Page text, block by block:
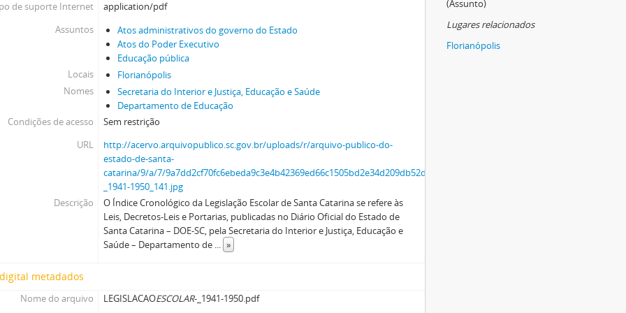
de suporte Internet
application/pdf
Assuntos
Atos administrativos do governo do Estado
Atos do Poder Executivo
Educação pública
Locais
Florianópolis
Nomes
Secretaria do Interior e Justiça, Educação e Saúde
Departamento de Educação
Condições de acesso
Sem restrição
URL
http://acervo.arquivopublico.sc.gov.br/uploads/r/arquivo-publico-do-
estado-de-santa-
catarina/9/a/7/9a7dd2cf70fc6ebeda9c3e4b42369ed66c1505bd2e34d209db52d2d0bbbda882/LEGISLACAO_ESCOLAR_-
_1941-1950_141.jpg
Descrição
O Índice Cronológico da Legislação Escolar de Santa Catarina se refere às
Leis, Decretos-Leis e Portarias, publicadas no Diário Oficial do Estado de
Santa Catarina – DOE-SC, pela Secretaria do Interior e Justiça, Educação e
Saúde – Departamento de ... »
metadados
Nome do arquivo LEGISLACAOESCOLAR-_1941-1950.pdf
(Assunto)
Lugares relacionados
Florianópolis